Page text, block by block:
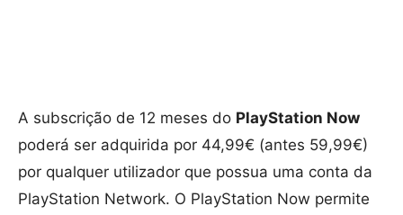
A subscrição de 12 meses do PlayStation Now
poderá ser adquirida por 44,99€ (antes 59,99€)
por qualquer utilizador que possua uma conta da
PlayStation Network. O PlayStation Now permite